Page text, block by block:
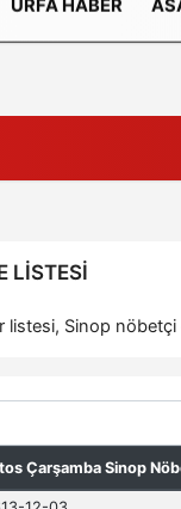
URFA HABER
LISTESI
listesi, Sinop nöbetçi